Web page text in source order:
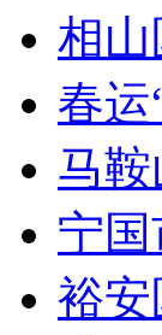
相
春运
马
宁
裕安